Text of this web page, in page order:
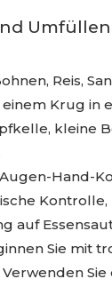
Umfüllen
Reis,
Krug in
kleine
Hand-
Kontrolle,
auf
Sie mit
Sie